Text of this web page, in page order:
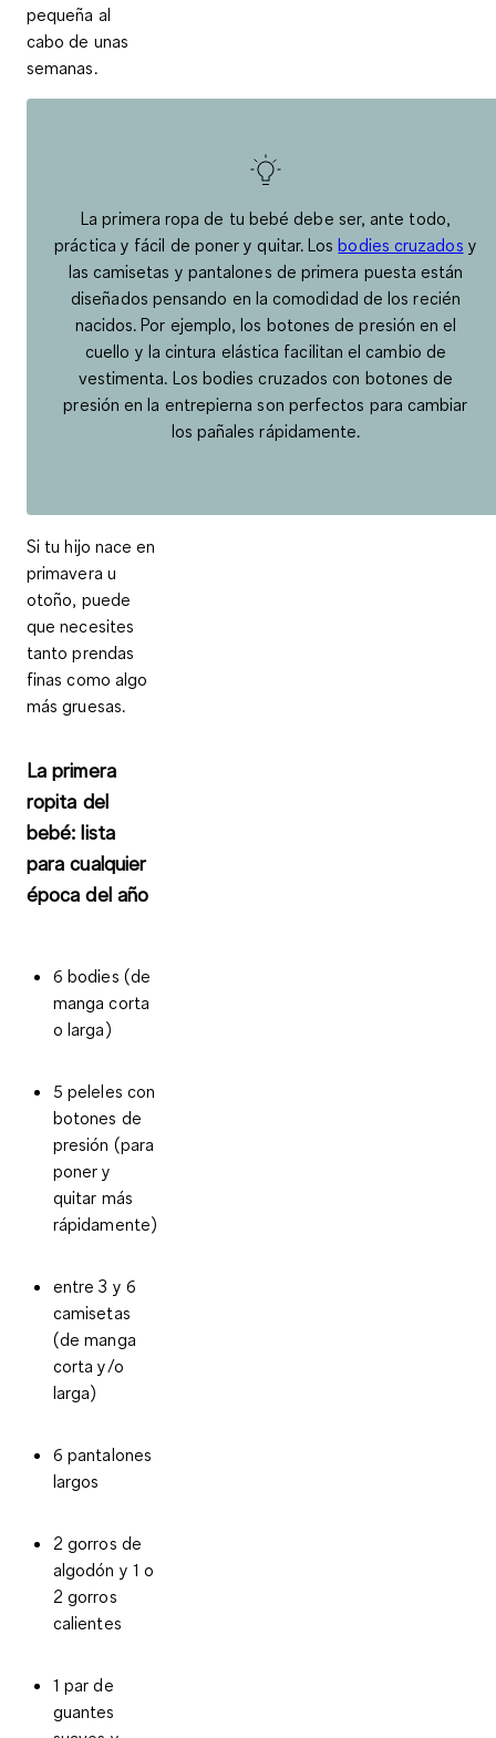
pequeña al
cabo de unas
semanas.
La primera ropa de tu bebé debe ser, ante todo,
práctica y fácil de poner y quitar. Losbodies cruzados y
las camisetas y pantalones de primera puesta están
diseñados pensando en la comodidad de los recién
nacidos. Por ejemplo, los botones de presión en el
cuello y la cintura elástica facilitan el cambio de
vestimenta. Los bodies cruzados con botones de
presión en la entrepierna son perfectos para cambiar
los pañales rápidamente.
Si tu hijo nace en
primavera u
otoño, puede
que necesites
tanto prendas
finas como algo
más gruesas.
La primera
ropita del
bebé: lista
para cualquier
época del año
6 bodies (de
manga corta
o larga)
5 peleles con
botones de
presión (para
poner y
quitar más
rápidamente)
entre 3 y 6
camisetas
(de manga
corta y/o
larga)
6 pantalones
largos
2 gorros de
algodón y 1 o
2 gorros
calientes
1 par de
guantes